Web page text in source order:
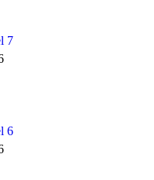
7
6